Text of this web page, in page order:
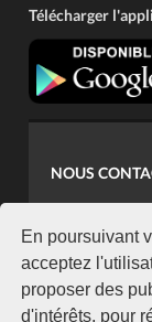
En poursuivant
acceptez
proposer des
d'intérêts, pour
Télécharger
NOUS
+225 07